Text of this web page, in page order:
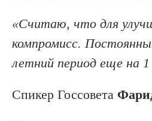
«Считаю, что для
компромисс.
летний период еще на
Спикер Госсовета